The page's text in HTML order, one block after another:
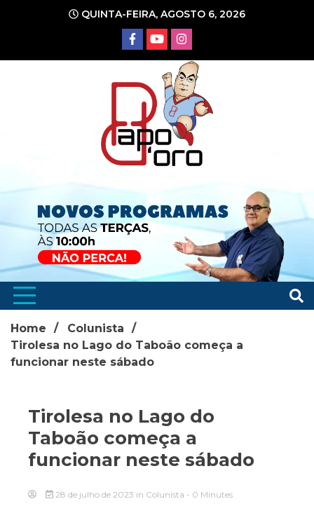
conteúdo
QUINTA-FEIRA, AGOSTO 6, 2026
Home
Colunista
Tirolesa no Lago do Taboão começa a
funcionar neste sábado
Tirolesa no Lago do
Taboão começa a
funcionar neste sábado
28 de julho de 2023 in Colunista - 0 Minutes